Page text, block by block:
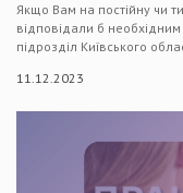
Якщо Вам на постійну чи
відповідали б
підрозділ Київського
11.12.2023